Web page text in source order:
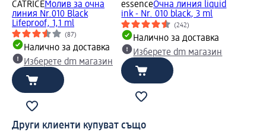
CATRICEМолив за очна
линия Nr.010 Black
Lifeproof, 1,1 ml
(87)
Налично за доставка
Изберете dm магазин
essenceОчна линия liquid
ink - Nr. 010 black, 3 ml
(242)
Налично за доставка
Изберете dm магазин
Други клиенти купуват също